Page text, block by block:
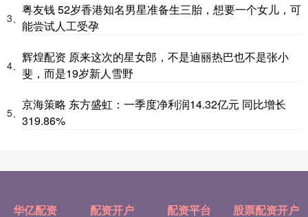
3、
粤友钱 52岁香港知名男星准备生三胎，想要一个女儿，可
能尝试人工受孕
4、
辉煌配资 原来这次的星女郎，不是迪丽热巴也不是张小
斐，而是19岁新人雪野
5、
京海策略 东方盛虹：一季度净利润14.32亿元 同比增长
319.86%
华亿配资 配资开户 配资平台 股票配资开户